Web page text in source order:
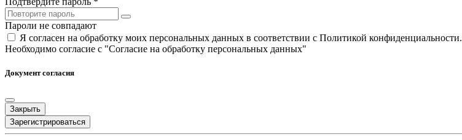
Пароли не совпадают
Я согласен на обработку моих персональных данных в соответствии с Политикой конфиденциальности.
Необходимо согласие с "Согласие на обработку персональных данных"
Документ согласия
Закрыть
Зарегистрироваться